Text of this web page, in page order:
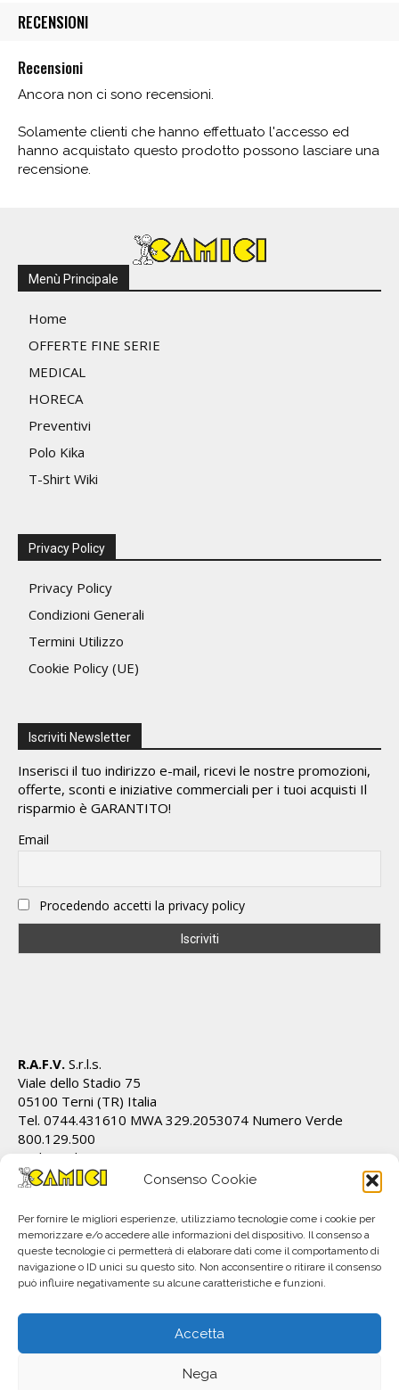
Consenso Cookie
Per fornire le migliori esperienze, utilizziamo tecnologie come i cookie per
memorizzare e/o accedere alle informazioni del dispositivo. Il consenso a
queste tecnologie ci permetterà di elaborare dati come il comportamento di
navigazione o ID unici su questo sito. Non acconsentire o ritirare il consenso
può influire negativamente su alcune caratteristiche e funzioni.
Accetta
Nega
RECENSIONI
Recensioni
Ancora non ci sono recensioni.
Solamente clienti che hanno effettuato l'accesso ed
hanno acquistato questo prodotto possono lasciare una
recensione.
Menù Principale
Home
OFFERTE FINE SERIE
MEDICAL
HORECA
Preventivi
Polo Kika
T-Shirt Wiki
Privacy Policy
Privacy Policy
Condizioni Generali
Termini Utilizzo
Cookie Policy (UE)
Iscriviti Newsletter
Inserisci il tuo indirizzo e-mail, ricevi le nostre promozioni,
offerte, sconti e iniziative commerciali per i tuoi acquisti Il
risparmio è GARANTITO!
Email
Procedendo accetti la privacy policy
R.A.F.V. S.r.l.s.
Viale dello Stadio 75
05100 Terni (TR) Italia
Tel. 0744.431610 MWA 329.2053074 Numero Verde
800.129.500
Cod.Fiscale/P.IVA IT01628820555 REA TR 112162
info@ecamici.it www.ecamici.it
All material © R.A.F.V. S.r.l.. Copyright 2023. Subject to change without notice.